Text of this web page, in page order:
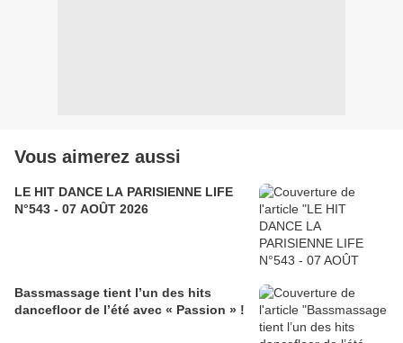
Vous aimerez aussi
LE HIT DANCE LA PARISIENNE LIFE
N°543 - 07 AOÛT 2026
Bassmassage tient l’un des hits
dancefloor de l’été avec « Passion » !